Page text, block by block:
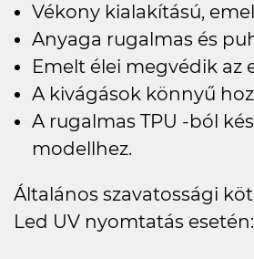
Vékony kialakítású,
Anyaga rugalmas és
Emelt élei megvédik az
A kivágások könnyű
A rugalmas TPU -ból
modellhez.
Általános szavatossági
Led UV nyomtatás